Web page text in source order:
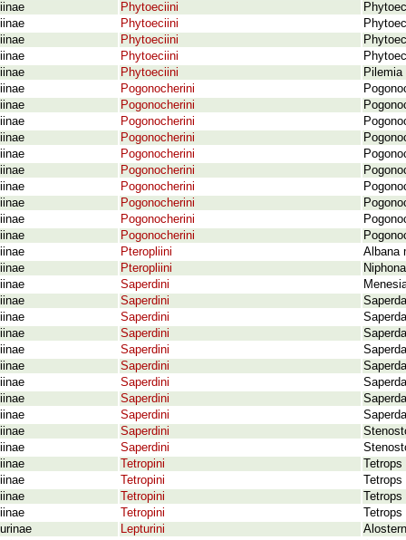
Phytoeciini
Phytoeciini
Phytoeciini
Phytoeciini
Phytoeciini
Pogonocherini
Pogonocherini
Pogonocherini
Pogonocherini
Pogonocherini
Pogonocherini
Pogonocherini
Pogonocherini
Pogonocherini
Pogonocherini
Pteropliini
Albana
Pteropliini
Saperdini
Saperdini
Saperdini
Saperdini
Saperdini
Saperdini
Saperdini
Saperdini
Saperdini
Saperdini
Saperdini
Tetropini
Tetropini
Tetropini
Tetropini
Lepturini